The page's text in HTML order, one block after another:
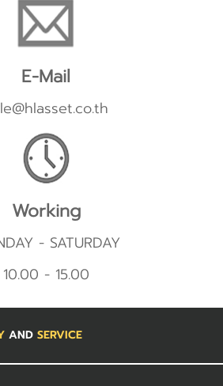
E-Mail
Working
- SATURDAY
10.00 - 15.00
AND SERVICE